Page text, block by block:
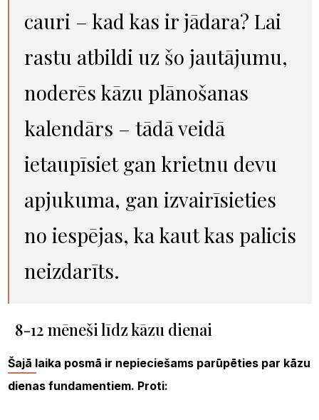
cauri – kad kas ir jādara? Lai
rastu atbildi uz šo jautājumu,
noderēs kāzu plānošanas
kalendārs – tādā veidā
ietaupīsiet gan krietnu devu
apjukuma, gan izvairīsieties
no iespējas, ka kaut kas palicis
neizdarīts.
8-12 mēneši līdz kāzu dienai
Šajā laika posmā ir nepieciešams parūpēties par kāzu
dienas fundamentiem. Proti: